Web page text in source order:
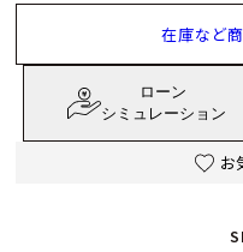
ステンレススティールとア
ニュアルカレンダーを搭載
にも、カウンターとラバー
ラナタが採用されています
のベゼルが、シルバートー
のクロノグラフは、１００
在庫など
ローン
シミュレーション
お